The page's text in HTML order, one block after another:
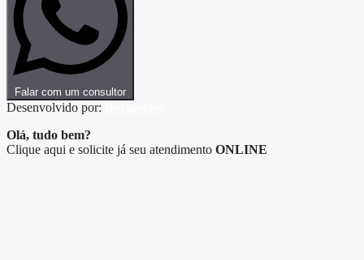
Falar com um consultor
Desenvolvido por:
Olá, tudo bem?
Clique aqui e solicite já seu atendimento ONLINE